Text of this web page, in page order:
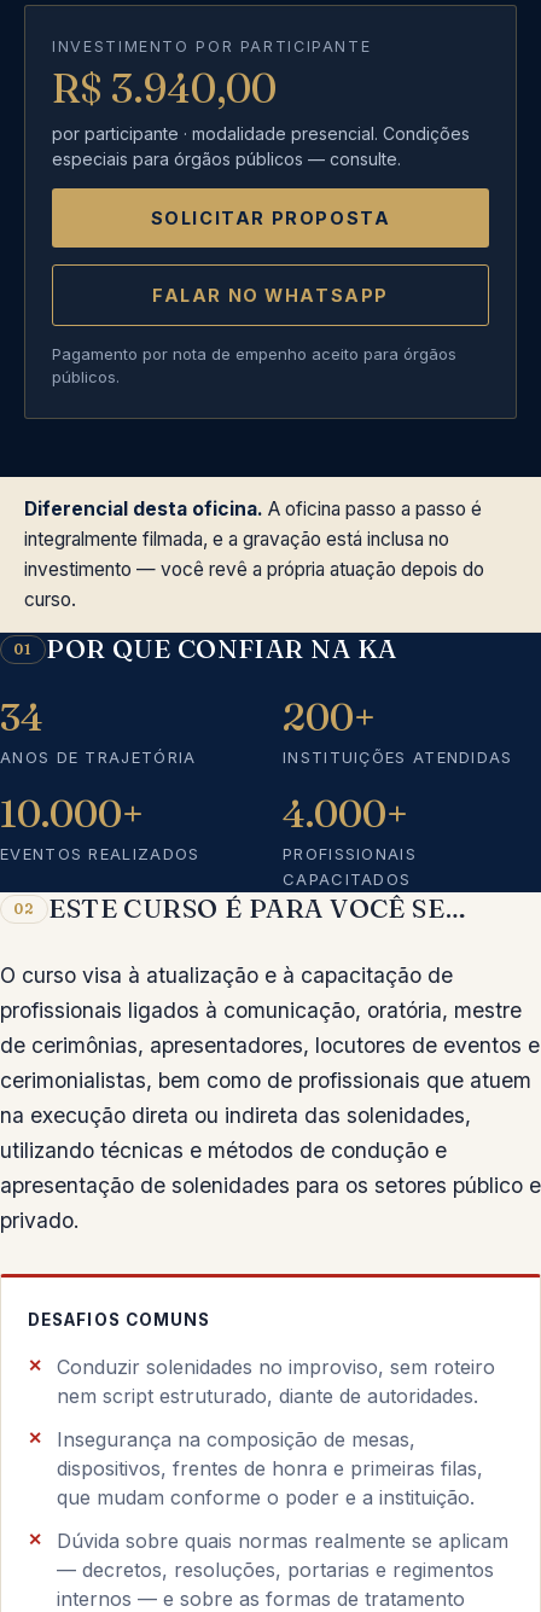
INVESTIMENTO POR PARTICIPANTE
R$ 3.940,00
por participante · modalidade presencial. Condições
especiais para órgãos públicos — consulte.
SOLICITAR PROPOSTA
FALAR NO WHATSAPP
Pagamento por nota de empenho aceito para órgãos
públicos.
Diferencial desta oficina. A oficina passo a passo é
integralmente filmada, e a gravação está inclusa no
investimento — você revê a própria atuação depois do
curso.
01 POR QUE CONFIAR NA KA
34
ANOS DE TRAJETÓRIA
200+
INSTITUIÇÕES ATENDIDAS
10.000+
EVENTOS REALIZADOS
4.000+
PROFISSIONAIS
CAPACITADOS
02 ESTE CURSO É PARA VOCÊ SE…
O curso visa à atualização e à capacitação de
profissionais ligados à comunicação, oratória, mestre
de cerimônias, apresentadores, locutores de eventos e
cerimonialistas, bem como de profissionais que atuem
na execução direta ou indireta das solenidades,
utilizando técnicas e métodos de condução e
apresentação de solenidades para os setores público e
privado.
DESAFIOS COMUNS
Conduzir solenidades no improviso, sem roteiro
nem script estruturado, diante de autoridades.
Insegurança na composição de mesas,
dispositivos, frentes de honra e primeiras filas,
que mudam conforme o poder e a instituição.
Dúvida sobre quais normas realmente se aplicam
— decretos, resoluções, portarias e regimentos
internos — e sobre as formas de tratamento